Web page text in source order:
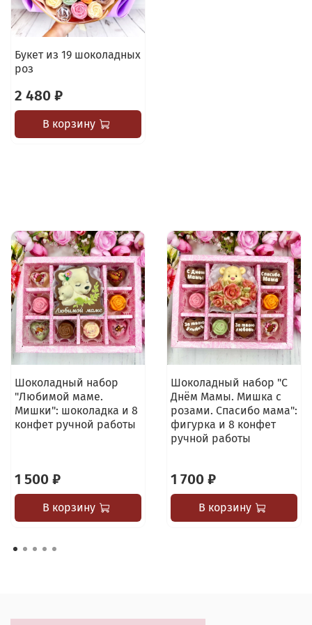
Букет из 19 шоколадных
роз
2 480 ₽
В корзину
Шоколадный набор
"Любимой маме.
Мишки": шоколадка и 8
конфет ручной работы
1 500 ₽
В корзину
Шоколадный набор "С
Днём Мамы. Мишка с
розами. Спасибо мама":
фигурка и 8 конфет
ручной работы
1 700 ₽
В корзину